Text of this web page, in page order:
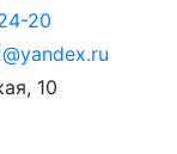
20
10